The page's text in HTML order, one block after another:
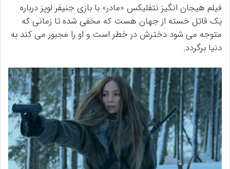
فیلم هیجان انگیز نتفلیکس «مادر» با بازی جنیفر لوپز درباره
یک قاتل خسته از جهان هست که مخفی شده تا زمانی که
متوجه می شود دخترش در خطر است و او را مجبور می کند به
دنیا برگردد.